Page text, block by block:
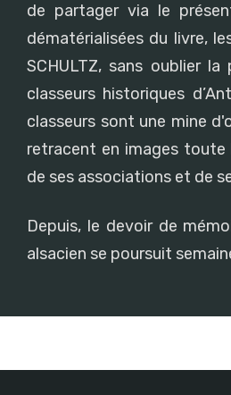
de partager via le
dématérialisées du livre,
SCHULTZ, sans oublier
classeurs historiques
classeurs sont une mine
retracent en images toute
de ses associations et de
Depuis, le devoir de
alsacien se poursuit